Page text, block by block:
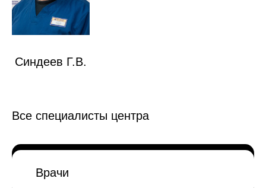
Врачи
Синдеев Г.В.
Все специалисты центра